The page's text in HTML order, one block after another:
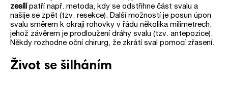
zesílípatří např. metoda, kdy se odstřihne část svalu a
našije se zpět (tzv. resekce). Další možností je posun úpon
svalu směrem k okraji rohovky v řádu několika milimetrech,
jehož závěrem je prodloužení dráhy svalu (tzv. antepozice).
Někdy rozhodne oční chirurg, že zkrátí sval pomocí zřasení.
Život se šilháním